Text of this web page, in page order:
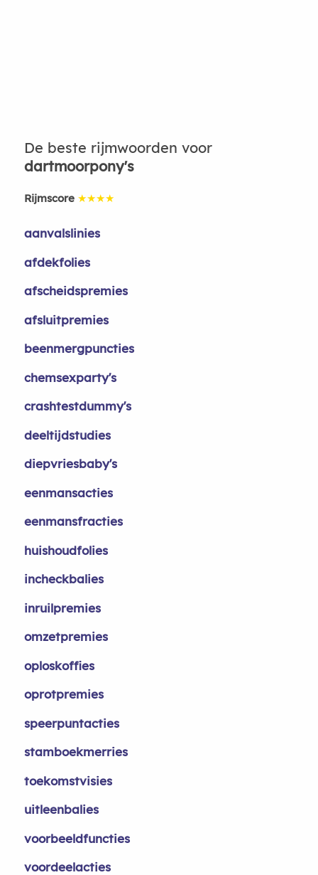
De beste rijmwoorden voor
dartmoorpony's
Rijmscore ★★★★
aanvalslinies
afdekfolies
afscheidspremies
afsluitpremies
beenmergpuncties
chemsexparty's
crashtestdummy's
deeltijdstudies
diepvriesbaby's
eenmansacties
eenmansfracties
huishoudfolies
incheckbalies
inruilpremies
omzetpremies
oploskoffies
oprotpremies
speerpuntacties
stamboekmerries
toekomstvisies
uitleenbalies
voorbeeldfuncties
voordeelacties